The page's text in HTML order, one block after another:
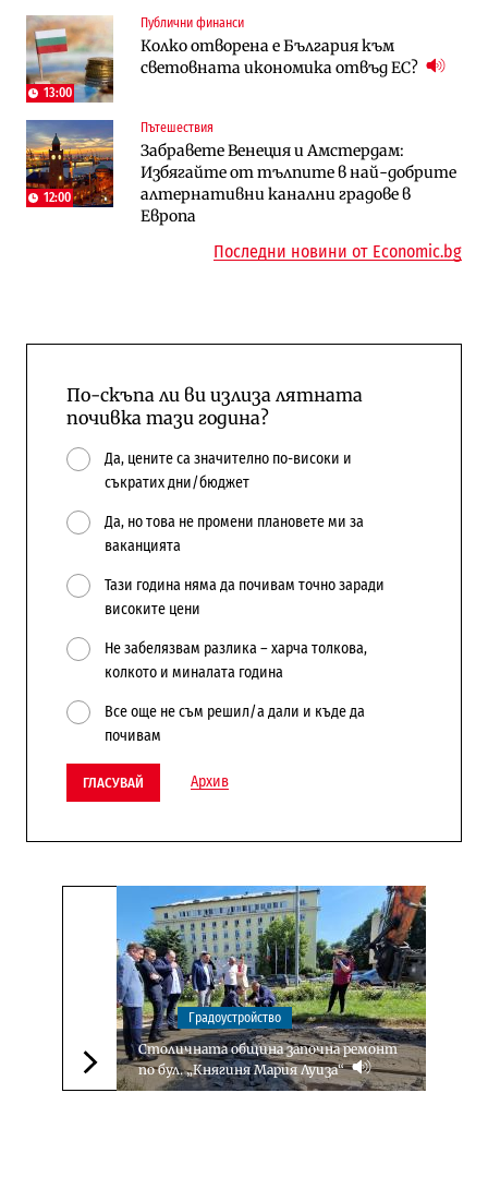
13:00
Публични финанси
Колко отворена е България към
световната икономика отвъд ЕС?
12:00
Пътешествия
Забравете Венеция и Амстердам:
Избягайте от тълпите в най-добрите
алтернативни канални градове в
Европа
Държавният ТЕЦ „Марица изток 2“
работи с 5 блока
АЕЦ „Козлодуй“ ще работи само още
няколко седмици, ако сушата продължи
„Ендуросат“ ще строи огромен
космически и отбранителен център в
Доброславци
Лекарствата за редки болести
попадат в капан на обществените
поръчки?
Последни новини от Economic.bg
По-скъпа ли ви излиза лятната
почивка тази година?
Да, цените са значително по-високи и
съкратих дни/бюджет
Да, но това не промени плановете ми за
ваканцията
Тази година няма да почивам точно заради
високите цени
Не забелязвам разлика – харча толкова,
колкото и миналата година
Все още не съм решил/а дали и къде да
почивам
ГЛАСУВАЙ Архив
Следваща новина
Градоустройство
Столичната община започна ремонт
по бул. „Княгиня Мария Луиза“